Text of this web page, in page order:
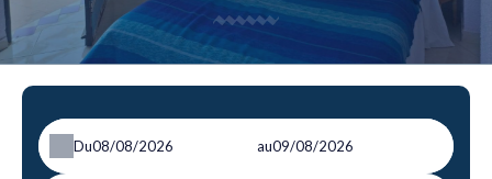
Du au